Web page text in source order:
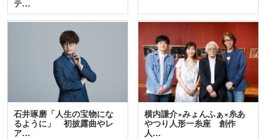
テ…
石井琢磨「人生の宝物にな
るように」 初披露曲やレ
ア…
横内謙介×みょんふぁ×糸あ
やつり人形一糸座 創作
人…